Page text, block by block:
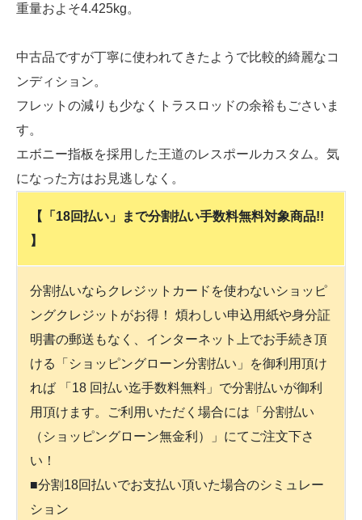
重量およそ4.425kg。
中古品ですが丁寧に使われてきたようで比較的綺麗なコ
ンディション。
フレットの減りも少なくトラスロッドの余裕もごさいま
す。
エボニー指板を採用した王道のレスポールカスタム。気
になった方はお見逃しなく。
【「18回払い」まで分割払い手数料無料対象商品!!
】
分割払いならクレジットカードを使わないショッピ
ングクレジットがお得！ 煩わしい申込用紙や身分証
明書の郵送もなく、インターネット上でお手続き頂
ける「ショッピングローン分割払い」を御利用頂け
れば 「18 回払い迄手数料無料」で分割払いが御利
用頂けます。ご利用いただく場合には「分割払い
（ショッピングローン無金利）」にてご注文下さ
い！
■分割18回払いでお支払い頂いた場合のシミュレー
ション